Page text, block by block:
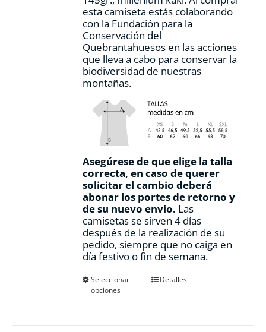
producto
esta camiseta estás colaborando
con la Fundación para la
Conservación del
Quebrantahuesos en las acciones
que lleva a cabo para conservar la
biodiversidad de nuestras
montañas.
Asegúrese de que elige la talla
correcta, en caso de querer
solicitar el cambio deberá
abonar los portes de retorno y
de su nuevo envio. Las
camisetas se sirven 4 días
después de la realización de su
pedido, siempre que no caiga en
día festivo o fin de semana.
Seleccionar
opciones
EsteDetalles